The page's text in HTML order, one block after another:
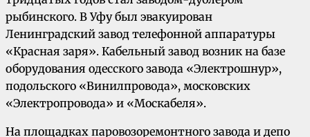
рыбинского. В Уфу был эвакуирован
Ленинградский завод телефонной аппаратуры
«Красная заря». Кабельный завод возник на базе
оборудования одесского завода «Электрошнур»,
подольского «Винилпровода», московских
«Электропровода» и «Москабеля».
На площадках паровозоремонтного завода и депо